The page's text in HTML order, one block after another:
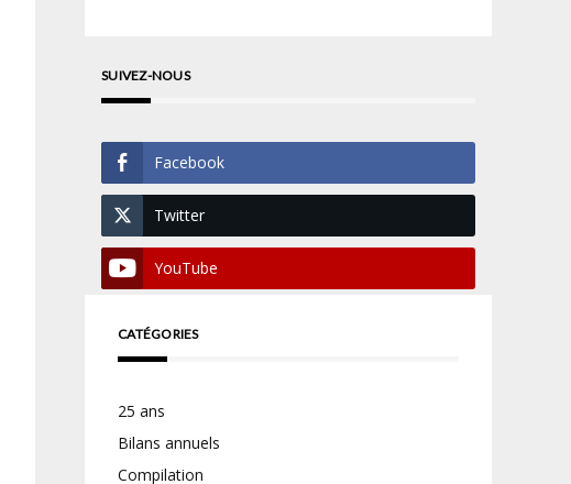
SUIVEZ-NOUS
Facebook
Twitter
YouTube
CATÉGORIES
25 ans
Bilans annuels
Compilation